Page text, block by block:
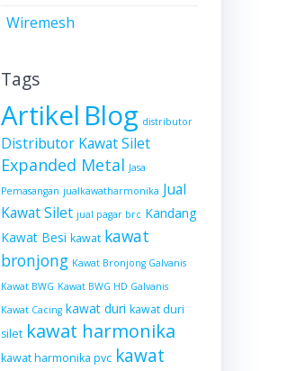
Wiremesh
Tags
Artikel Blog distributor
Distributor Kawat Silet
Expanded Metal Jasa
Pemasangan jualkawatharmonika Jual
Kawat Silet jual pagar brc Kandang
Kawat Besi kawat kawat
bronjong Kawat Bronjong Galvanis
Kawat BWG Kawat BWG HD Galvanis
Kawat Cacing kawat duri kawat duri
silet kawat harmonika
kawat harmonika pvc kawat